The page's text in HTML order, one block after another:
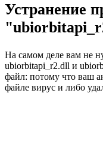
Устранение
На самом деле вам не
ubiorbitapi_r2.dll и
файл: потому что ваш
файле вирус и либо